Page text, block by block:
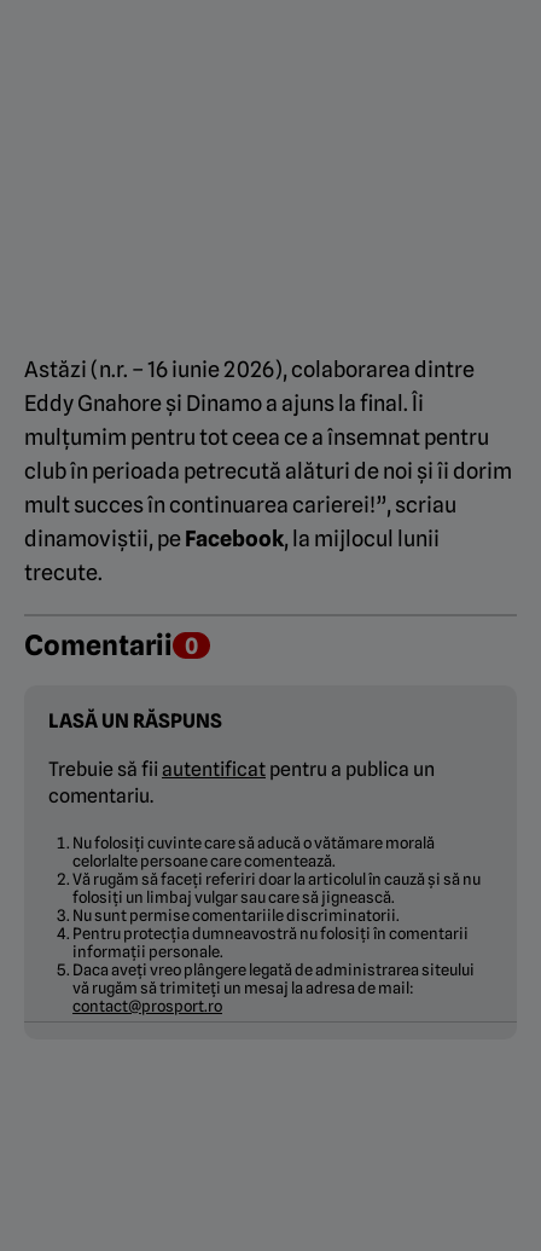
Astăzi (n.r. – 16 iunie 2026), colaborarea dintre
Eddy Gnahore și Dinamo a ajuns la final. Îi
mulțumim pentru tot ceea ce a însemnat pentru
club în perioada petrecută alături de noi și îi dorim
mult succes în continuarea carierei!”, scriau
dinamoviștii, peFacebook, la mijlocul lunii
trecute.
Comentarii 0
LASĂ UN RĂSPUNS
Trebuie să fii autentificat pentru a publica un
comentariu.
Nu folosiți cuvinte care să aducă o vătămare morală
celorlalte persoane care comentează.
Vă rugăm să faceți referiri doar la articolul în cauză și să nu
folosiți un limbaj vulgar sau care să jignească.
Nu sunt permise comentariile discriminatorii.
Pentru protecția dumneavostră nu folosiți în comentarii
informații personale.
Daca aveți vreo plângere legată de administrarea siteului
vă rugăm să trimiteți un mesaj la adresa de mail:
contact@prosport.ro